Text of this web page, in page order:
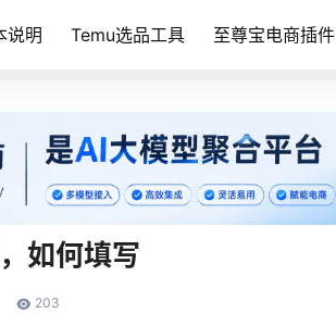
说明 Temu选品工具 至尊宝电商插件
如何填写
203